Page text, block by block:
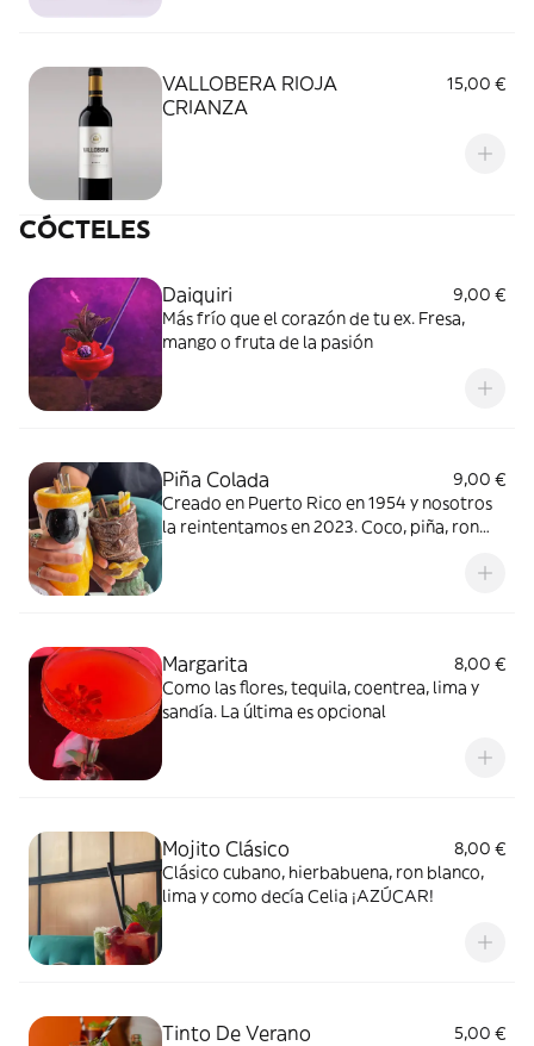
VALLOBERA RIOJA
CRIANZA
15,00 €
CÓCTELES
Daiquiri
9,00 €
Más frío que el corazón de tu ex. Fresa,
mango o fruta de la pasión
Piña Colada
9,00 €
Creado en Puerto Rico en 1954 y nosotros
la reintentamos en 2023. Coco, piña, ron
Margarita
8,00 €
Como las flores, tequila, coentrea, lima y
sandía. La última es opcional
Mojito Clásico
8,00 €
Clásico cubano, hierbabuena, ron blanco,
lima y como decía Celia ¡AZÚCAR!
Tinto De Verano 5,00 €